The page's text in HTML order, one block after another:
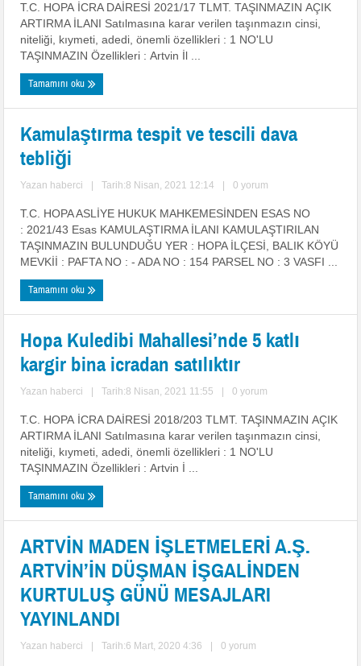
T.C. HOPA İCRA DAİRESİ 2021/17 TLMT. TAŞINMAZIN AÇIK
ARTIRMA İLANI Satılmasına karar verilen taşınmazın cinsi,
niteliği, kıymeti, adedi, önemli özellikleri : 1 NO'LU
TAŞINMAZIN Özellikleri : Artvin İl ...
Tamamını oku
Kamulaştırma tespit ve tescili dava
tebliği
Yazan haberci Tarih:8 Nisan, 2021 12:14 0 yorum
T.C. HOPA ASLİYE HUKUK MAHKEMESİNDEN ESAS NO
: 2021/43 Esas KAMULAŞTIRMA İLANI KAMULAŞTIRILAN
TAŞINMAZIN BULUNDUĞU YER : HOPA İLÇESİ, BALIK KÖYÜ
MEVKİİ : PAFTA NO : - ADA NO : 154 PARSEL NO : 3 VASFI ...
Tamamını oku
Hopa Kuledibi Mahallesi’nde 5 katlı
kargir bina icradan satılıktır
Yazan haberci Tarih:8 Nisan, 2021 11:55 0 yorum
T.C. HOPA İCRA DAİRESİ 2018/203 TLMT. TAŞINMAZIN AÇIK
ARTIRMA İLANI Satılmasına karar verilen taşınmazın cinsi,
niteliği, kıymeti, adedi, önemli özellikleri : 1 NO'LU
TAŞINMAZIN Özellikleri : Artvin İ ...
Tamamını oku
ARTVİN MADEN İŞLETMELERİ A.Ş.
ARTVİN’İN DÜŞMAN İŞGALİNDEN
KURTULUŞ GÜNÜ MESAJLARI
YAYINLANDI
Yazan haberci Tarih:6 Mart, 2020 4:36 0 yorum